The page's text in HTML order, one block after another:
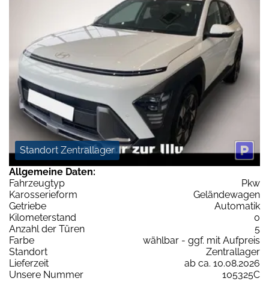
Standort Zentrallager
Allgemeine Daten:
Fahrzeugtyp
Pkw
Karosserieform
Geländewagen
Getriebe
Automatik
Kilometerstand
0
Anzahl der Türen
5
Farbe
wählbar - ggf. mit Aufpreis
Standort
Zentrallager
Lieferzeit
ab ca. 10.08.2026
Unsere Nummer
105325C